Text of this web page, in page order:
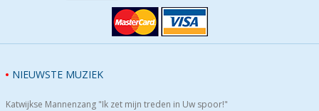
NIEUWSTE MUZIEK
Katwijkse Mannenzang "Ik zet mijn treden in Uw spoor!"